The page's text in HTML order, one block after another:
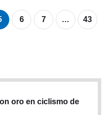
6 7 … 43
oro en ciclismo de